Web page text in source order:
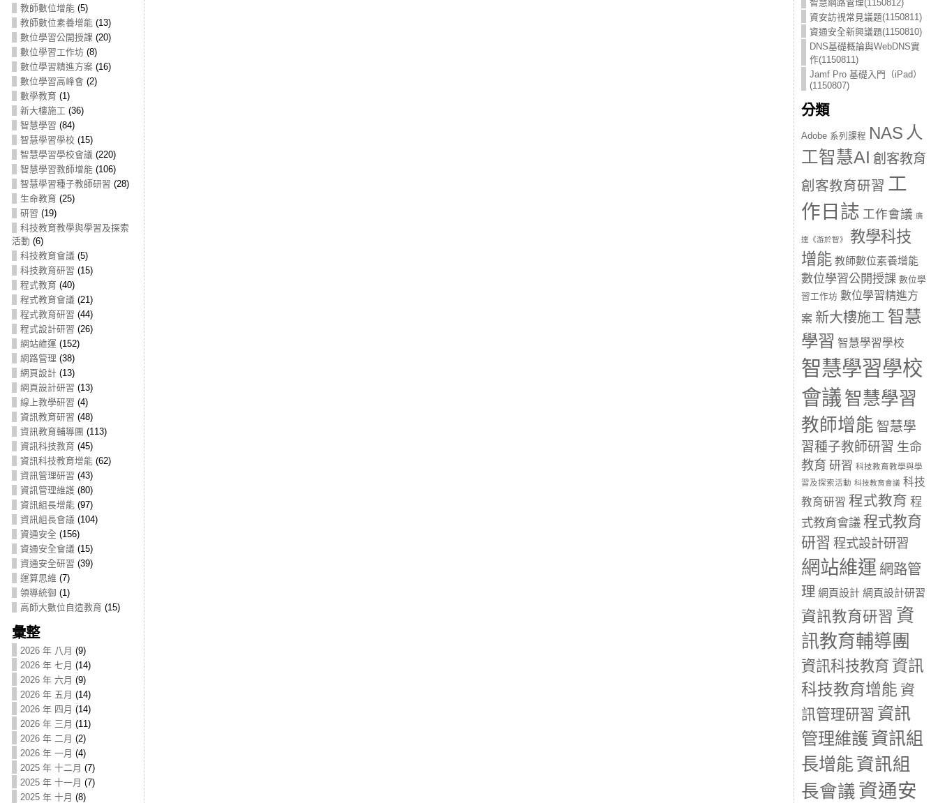
教師數位增能(5)
教師數位素養增能(13)
數位學習公開授課 (20)
數位學習工作坊(8)
數位學習精進方案 (16)
數位學習高峰會 (2)
數學教育 (1)
新大樓施工 (36)
智慧學習 (84)
智慧學習學校 (15)
智慧學習學校會議 (220)
智慧學習教師增能(106)
智慧學習種子教師研習 (28)
生命教育 (25)
研習 (19)
科技教育教學與學習及探索
活動 (6)
科技教育會議 (5)
科技教育研習 (15)
程式教育 (40)
程式教育會議 (21)
程式教育研習 (44)
程式設計研習 (26)
網站維運 (152)
網路管理 (38)
網頁設計(13)
網頁設計研習 (13)
線上教學研習 (4)
資訊教育研習 (48)
資訊教育輔導團 (113)
資訊科技教育 (45)
資訊科技教育增能(62)
資訊管理研習 (43)
資訊管理維護(80)
資訊組長增能(97)
資訊組長會議 (104)
資通安全 (156)
資通安全會議 (15)
資通安全研習 (39)
運算思維 (7)
領導統御 (1)
高師大數位自造教育 (15)
彙整
2026 年 八月 (9)
2026 年 七月 (14)
2026 年 六月 (9)
2026 年 五月 (14)
2026 年 四月 (14)
2026 年 三月 (11)
2026 年 二月 (2)
2026 年 一月 (4)
2025 年 十二月 (7)
2025 年 十一月 (7)
2025 年 十月 (8)
智慧網路管理(1150812)
資安訪視常見議題(1150811)
資通安全新興議題(1150810)
DNS基礎概論與WebDNS實
作(1150811)
Jamf Pro 基礎入門（iPad）
(1150807)
分類
Adobe 系列課程 NAS 人
工智慧AI 創客教育
創客教育研習 工
作日誌 工作會議 廣
達《游於智》
教學科技
增能 教師數位素養增能
數位學習公開授課 數位學
習工作坊 數位學習精進方
案 新大樓施工 智慧
學習 智慧學習學校
智慧學習學校
會議 智慧學習
教師增能 智慧學
習種子教師研習 生命
教育 研習 科技教育教學與學
習及探索活動 科技教育會議 科技
教育研習 程式教育 程
式教育會議 程式教育
研習 程式設計研習
網站維運 網路管
理 網頁設計 網頁設計研習
資訊教育研習 資
訊教育輔導團
資訊科技教育 資訊
科技教育增能 資
訊管理研習 資訊
管理維護 資訊組
長增能資訊組
長會議 資通安